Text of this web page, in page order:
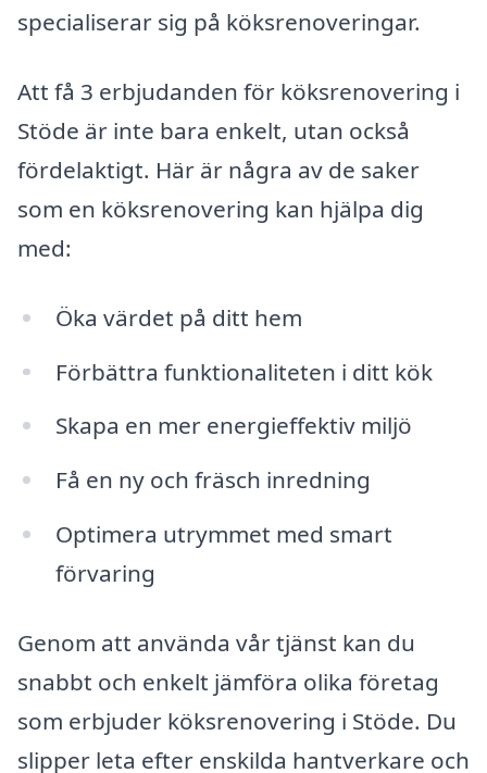
specialiserar sig på köksrenoveringar.
Att få 3 erbjudanden för köksrenovering i
Stöde är inte bara enkelt, utan också
fördelaktigt. Här är några av de saker
som en köksrenovering kan hjälpa dig
med:
Öka värdet på ditt hem
Förbättra funktionaliteten i ditt kök
Skapa en mer energieffektiv miljö
Få en ny och fräsch inredning
Optimera utrymmet med smart
förvaring
Genom att använda vår tjänst kan du
snabbt och enkelt jämföra olika företag
som erbjuder köksrenovering i Stöde. Du
slipper leta efter enskilda hantverkare och